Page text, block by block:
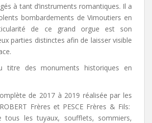
à tant d’instruments romantiques. Il a
bombardements de Vimoutiers en
de ce grand orgue est son
parties distinctes afin de laisser visible
titre des monuments historiques en
de 2017 à 2019 réalisée par les
Frères et PESCE Frères & Fils:
tous les tuyaux, soufflets, sommiers,